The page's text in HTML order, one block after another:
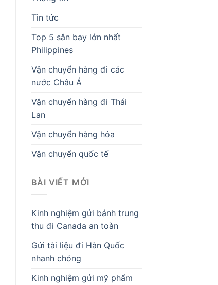
Tin tức
Top 5 sân bay lớn nhất
Philippines
Vận chuyển hàng đi các
nước Châu Á
Vận chuyển hàng đi Thái
Lan
Vận chuyển hàng hóa
Vận chuyển quốc tế
BÀI VIẾT MỚI
Kinh nghiệm gửi bánh trung
thu đi Canada an toàn
Gửi tài liệu đi Hàn Quốc
nhanh chóng
Kinh nghiệm gửi mỹ phẩm